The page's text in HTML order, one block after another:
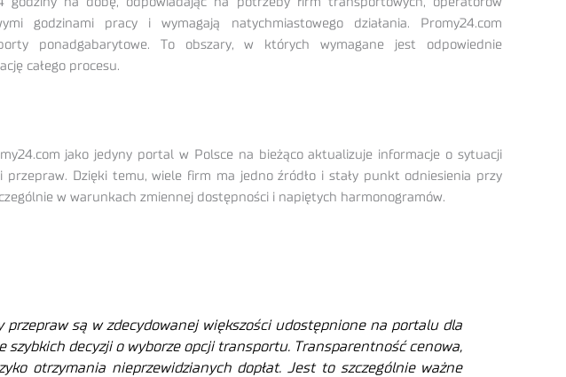
godzinami pracy i wymagają natychmiastowego działania. Promy24.com
ponadgabarytowe. To obszary, w których wymagane jest odpowiednie
całego procesu.
jako jedyny portal w Polsce na bieżąco aktualizuje informacje o sytuacji
Dzięki temu, wiele firm ma jedno źródło i stały punkt odniesienia przy
w warunkach zmiennej dostępności i napiętych harmonogramów.
są w zdecydowanej większości udostępnione na portalu dla
decyzji o wyborze opcji transportu. Transparentność cenowa,
otrzymania nieprzewidzianych dopłat. Jest to szczególnie ważne